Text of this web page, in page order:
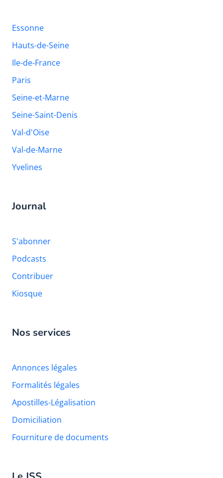
Essonne
Hauts-de-Seine
Ile-de-France
Paris
Seine-et-Marne
Seine-Saint-Denis
Val-d'Oise
Val-de-Marne
Yvelines
Journal
S'abonner
Podcasts
Contribuer
Kiosque
Nos services
Annonces légales
Formalités légales
Apostilles-Légalisation
Domiciliation
Fourniture de documents